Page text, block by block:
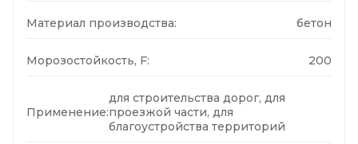
Материал производства: бетон
Морозостойкость, F: 200
Применение:
для строительства дорог, для
проезжой части, для
благоустройства территорий